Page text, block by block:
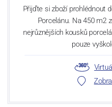
Přijďte si zboží prohlédnout
Porcelánu. Na 450 m2
nejrůznějších kousků
pouze